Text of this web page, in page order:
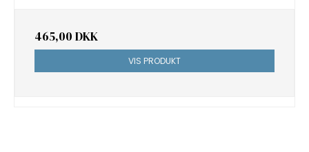
465,00 DKK
VIS PRODUKT